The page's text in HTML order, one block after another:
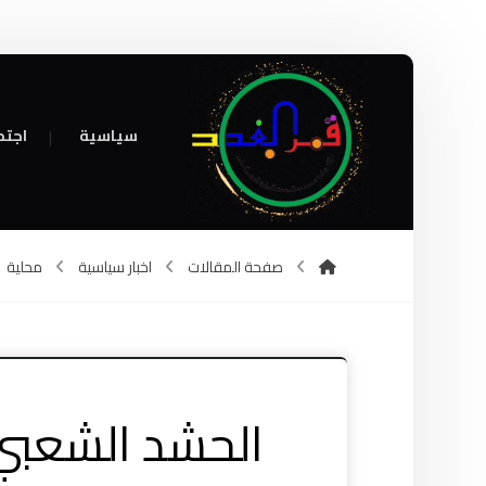
سياسية
صفحة المقالات اخبار سياسية محلية
الحشد